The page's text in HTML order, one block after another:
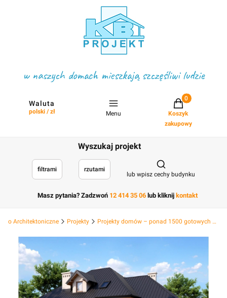
w naszych domach mieszkają szczęśliwi ludzie
Waluta
polski / zł Menu
Projekty w
Koszyk
zakupowy
Wyszukaj projekt
filtrami rzutami
Otwórz
lub wpisz cechy budynku
Masz pytania? Zadzwoń 12 414 35 06 lub kliknij kontakt
Architektoniczne Projekty Projekty domów – ponad 1500 gotowych projektów